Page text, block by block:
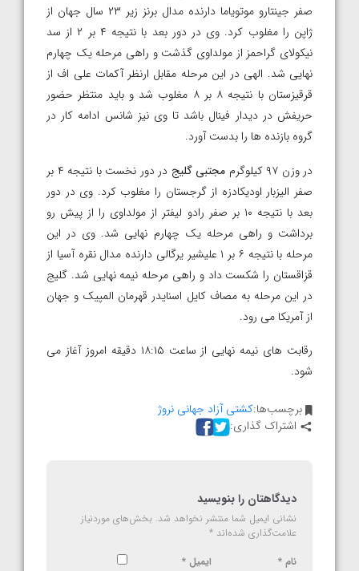
صفر جینتارو موتویاما دارنده مدال برنز زیر ۲۳ سال جهان از
ژاپن را مغلوب کرد. وی در دور بعد با نتیجه ۴ بر ۲ از سد
نیکولای گراحمز از مولداوی گذشت و راهی مرحله یک چهارم
نهایی شد. الهی در این مرحله مقابل ارنظر آکمات علی اف از
قرقیزستان با نتیجه ۸ بر ۸ مغلوب شد و باید منتظر حضور
حریفش در دیدار فینال باشد تا وی نیز شانس ادامه کار در
گروه بازنده ها را بدست آورد.
در وزن ۹۷ کیلوگرم
مجتبی گلیج
در دور نخست با نتیجه ۴ بر
صفر الیزبار اودیکادزه از گرجستان را مغلوب کرد. وی در دور
بعد با نتیجه ۱۰ بر صفر رادو لیفتر از مولداوی را از پیش رو
برداشت و راهی مرحله یک چهارم نهایی شد. وی در این
مرحله با نتیجه ۶ بر ۱ علیشیر یرگالی دارنده مدال نقره آسیا از
قزاقستان را شکست داد و راهی مرحله نیمه نهایی شد. گلیج
در این مرحله به مصاف کایل اسنایدر قهرمان المپیک و جهان
از آمریکا می رود.
رقابت های نیمه نهایی از ساعت ۱۸:۱۵ دقیقه امروز آغاز می
شود.
برچسب‌ها:کشتی آزاد جهانی نروژ
اشتراک گذاری:
دیدگاهتان را بنویسید
نشانی ایمیل شما منتشر نخواهد شد. بخش‌های موردنیاز
علامت‌گذاری شده‌اند *
نام * ایمیل *